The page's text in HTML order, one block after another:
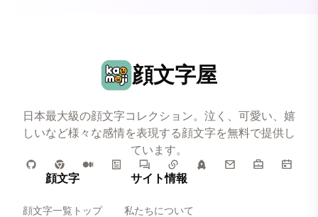
顔文字屋
日本最大級の顔文字コレクション。泣く、可愛い、嬉
しいなど様々な感情を表現する顔文字を無料で提供し
ています。
顔文字
顔文字一覧トップ
サイト情報
私たちについて